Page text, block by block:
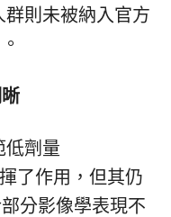
則未被納入官方
低劑量
了作用，但其仍
分影像學表現不